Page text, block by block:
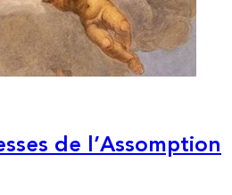
de l’Assomption